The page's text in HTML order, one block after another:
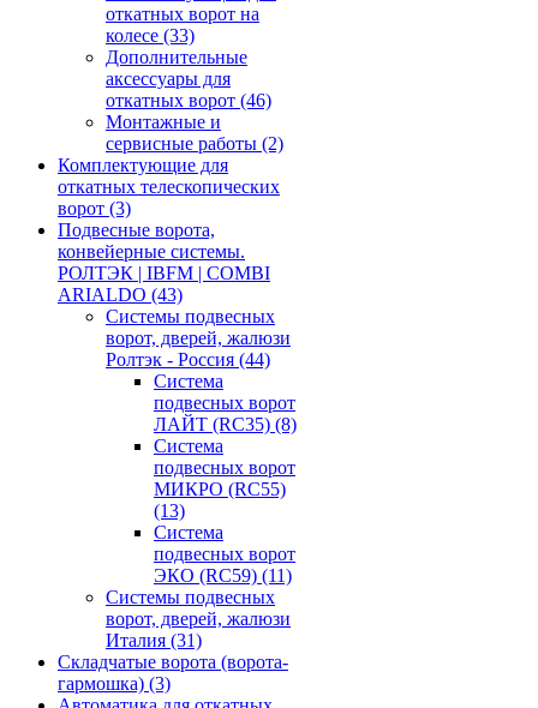
откатных ворот на
колесе (33)
Дополнительные
аксессуары для
откатных ворот (46)
Монтажные и
сервисные работы (2)
Комплектующие для
откатных телескопических
ворот (3)
Подвесные ворота,
конвейерные системы.
РОЛТЭК | IBFM | COMBI
ARIALDO (43)
Системы подвесных
ворот, дверей, жалюзи
Ролтэк - Россия (44)
Система
подвесных ворот
ЛАЙТ (RC35) (8)
Система
подвесных ворот
МИКРО (RC55)
(13)
Система
подвесных ворот
ЭКО (RC59) (11)
Системы подвесных
ворот, дверей, жалюзи
Италия (31)
Складчатые ворота (ворота-
гармошка) (3)